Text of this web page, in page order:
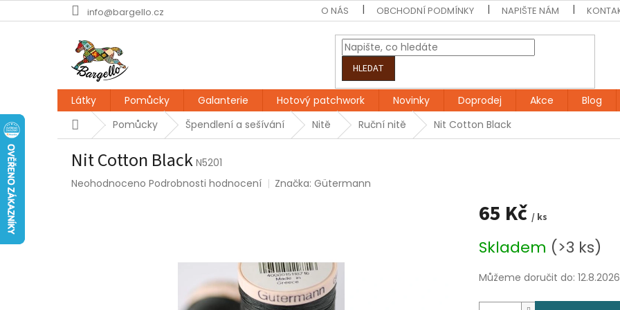
na
info@bargello.cz O NÁS OBCHODNÍ PODMÍNKY NAPIŠTE NÁM
HLEDAT
Látky Pomůcky Galanterie Hotový patchwork Novinky Doprodej Akce Blog
DomůPomůcky Špendlení a sešívání Nitě Ruční nitě Nit Cotton Black
Nit Cotton Black N5201
Průměrné
Neohodnoceno Podrobnosti hodnocení Značka:Gütermann
65 Kč / ks
cena:
Skladem (>3 ks)
Můžeme doručit do: 12.8.2026